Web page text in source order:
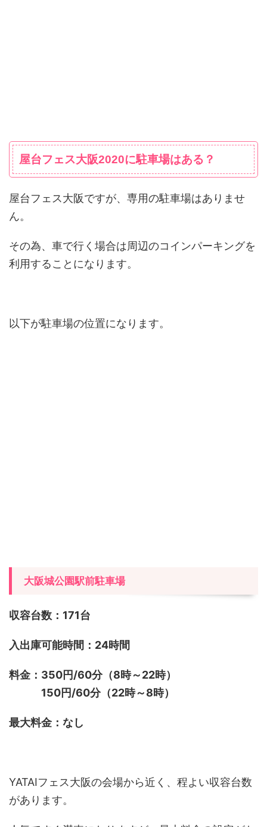
屋台フェス大阪2020に駐車場はある？
屋台フェス大阪ですが、専用の駐車場はありませ
ん。
その為、車で行く場合は周辺のコインパーキングを
利用することになります。
以下が駐車場の位置になります。
大阪城公園駅前駐車場
収容台数：171台
入出庫可能時間：24時間
料金：350円/60分（8時～22時）
150円/60分（22時～8時）
最大料金：なし
YATAIフェス大阪の会場から近く、程よい収容台数
があります。